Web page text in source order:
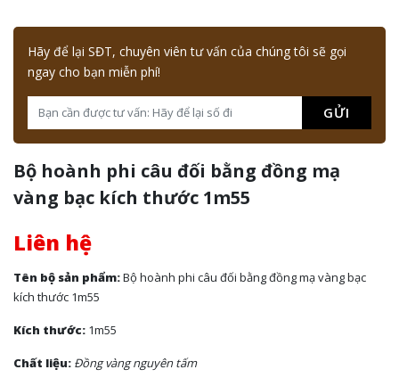
Hãy để lại SĐT, chuyên viên tư vấn của chúng tôi sẽ gọi
ngay cho bạn miễn phí!
GỬI
Bộ hoành phi câu đối bằng đồng mạ
vàng bạc kích thước 1m55
Liên hệ
Tên bộ sản phẩm:Bộ hoành phi câu đối bằng đồng mạ vàng bạc
kích thước 1m55
Kích thước: 1m55
Chất liệu: Đồng vàng nguyên tấm